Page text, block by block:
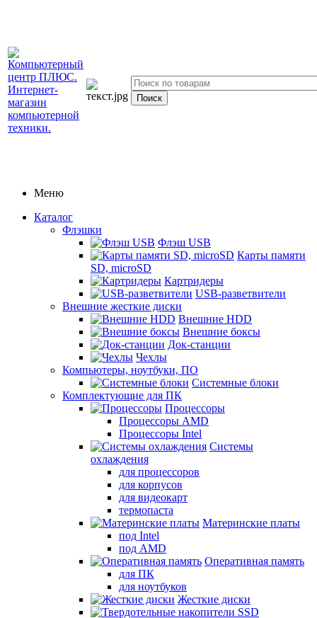
Меню
Каталог
Флэшки
Флэш USB
Карты памяти
SD, microSD
Картридеры
USB-разветвители
Внешние жесткие диски
Внешние HDD
Внешние боксы
Док-станции
Чехлы
Компьютеры, ноутбуки, ПО
Системные блоки
Комплектующие для ПК
Процессоры
Процессоры AMD
Процессоры Intel
Системы
охлаждения
для процессоров
для корпусов
для видеокарт
термопаста
Материнские платы
под Intel
под AMD
Оперативная память
для ПК
для ноутбуков
Жесткие диски